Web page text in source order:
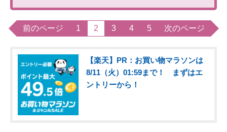
前のページ 1 2 3 4 5 次のページ
【楽天】PR：お買い物マラソンは
8/11（火）01:59まで！ まずはエ
ントリーから！